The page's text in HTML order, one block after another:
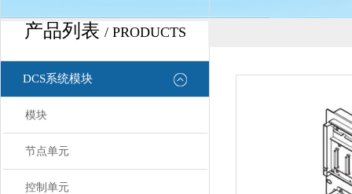
产品列表 / PRODUCTS
DCS系统模块
模块
节点单元
控制单元